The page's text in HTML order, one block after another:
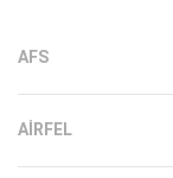
AFS
AIRFEL